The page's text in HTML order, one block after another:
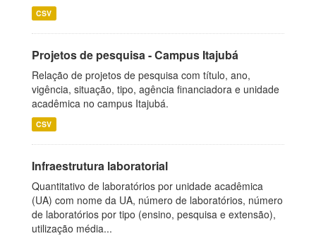
CSV
Projetos de pesquisa - Campus Itajubá
Relação de projetos de pesquisa com título, ano,
vigência, situação, tipo, agência financiadora e unidade
acadêmica no campus Itajubá.
CSV
Infraestrutura laboratorial
Quantitativo de laboratórios por unidade acadêmica
(UA) com nome da UA, número de laboratórios, número
de laboratórios por tipo (ensino, pesquisa e extensão),
utilização média...